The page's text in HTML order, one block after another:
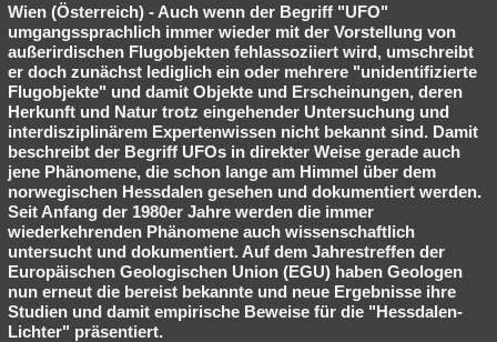
Wien (Österreich) - Auch wenn der Begriff "UFO"
umgangssprachlich immer wieder mit der Vorstellung von
außerirdischen Flugobjekten fehlassoziiert wird, umschreibt
er doch zunächst lediglich ein oder mehrere "unidentifizierte
Flugobjekte" und damit Objekte und Erscheinungen, deren
Herkunft und Natur trotz eingehender Untersuchung und
interdisziplinärem Expertenwissen nicht bekannt sind. Damit
beschreibt der Begriff UFOs in direkter Weise gerade auch
jene Phänomene, die schon lange am Himmel über dem
norwegischen Hessdalen gesehen und dokumentiert werden.
Seit Anfang der 1980er Jahre werden die immer
wiederkehrenden Phänomene auch wissenschaftlich
untersucht und dokumentiert. Auf dem Jahrestreffen der
Europäischen Geologischen Union (EGU) haben Geologen
nun erneut die bereist bekannte und neue Ergebnisse ihre
Studien und damit empirische Beweise für die "Hessdalen-
Lichter" präsentiert.